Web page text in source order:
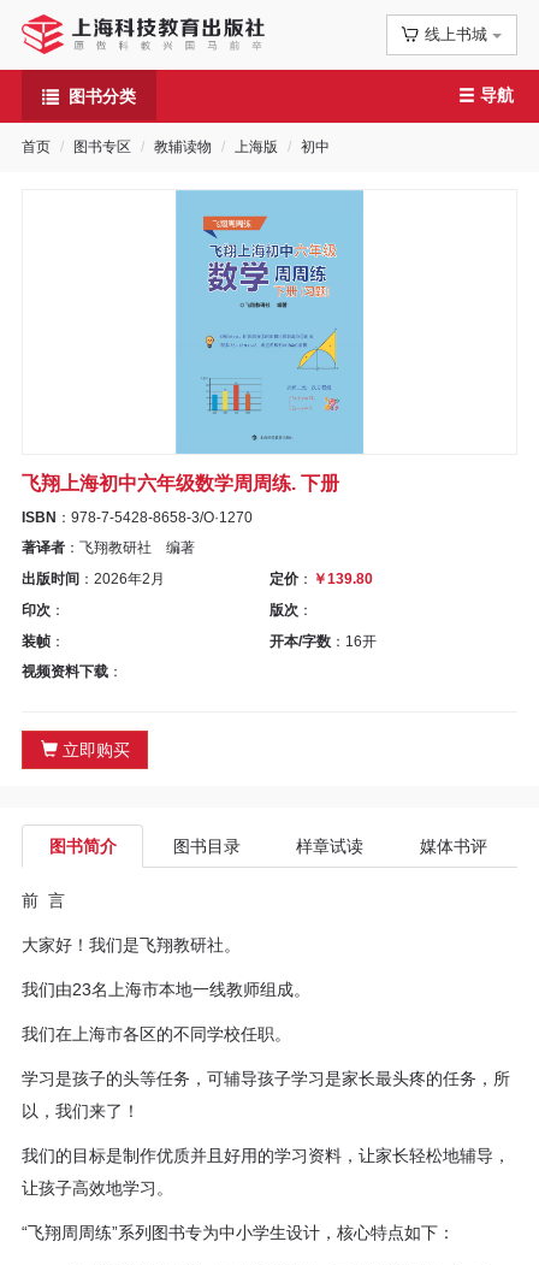
线上书城
图书分类
首
页
资
导航
首页 图书专区 教辅读物 上海版 初中
飞翔上海初中六年级数学周周练. 下册
ISBN ：978-7-5428-8658-3/O·1270
著译者 ：飞翔教研社 编著
出版时间 ：2026年2月 定价： ￥139.80
印次 ： 版次：
装帧 ： 开本/字数：16开
视频资料下载 ：
立即购买
图书简介 图书目录 样章试读 媒体书评
前 言
大家好！我们是飞翔教研社。
我们由23名上海市本地一线教师组成。
我们在上海市各区的不同学校任职。
学习是孩子的头等任务，可辅导孩子学习是家长最头疼的任务，所
以，我们来了！
我们的目标是制作优质并且好用的学习资料，让家长轻松地辅导，
让孩子高效地学习。
“飞翔周周练”系列图书专为中小学生设计，核心特点如下：